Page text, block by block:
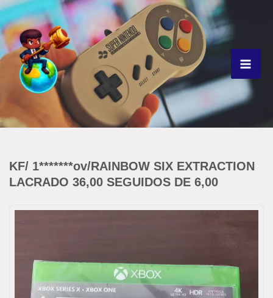
Ir
para
o
conteúdo
KF/ 1*******ov/RAINBOW SIX EXTRACTION
LACRADO 36,00 SEGUIDOS DE 6,00